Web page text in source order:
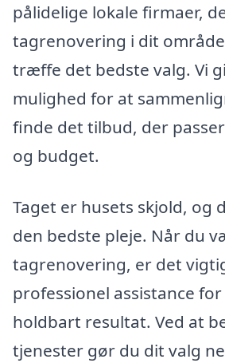
pålidelige lokale firmaer,
tagrenovering i dit
træffe det bedste valg. Vi
mulighed for at
finde det tilbud, der
og budget.
Taget er husets skjold, og
den bedste pleje. Når du
tagrenovering, er det
professionel assistance
holdbart resultat. Ved at
tjenester gør du dit valg